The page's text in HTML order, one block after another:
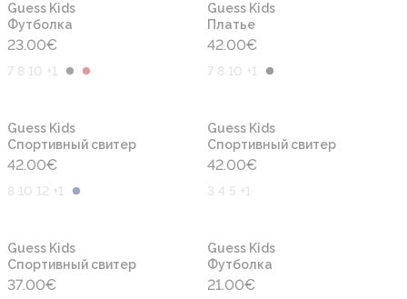
Guess Kids
Футболка
23.00€
7 8 10 +1
Guess Kids
Платье
42.00€
7 8 10 +1
Guess Kids
Cпортивный свитер
42.00€
8 10 12 +1
Guess Kids
Cпортивный свитер
42.00€
3 4 5 +1
Guess Kids
Cпортивный свитер
37.00€
Guess Kids
Футболка
21.00€